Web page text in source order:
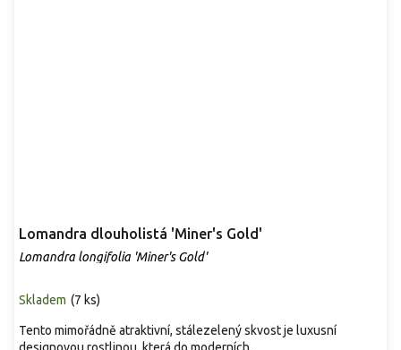
Lomandra dlouholistá 'Miner's Gold'
Lomandra longifolia 'Miner's Gold'
Skladem (7 ks)
Tento mimořádně atraktivní, stálezelený skvost je luxusní
designovou rostlinou, která do moderních...